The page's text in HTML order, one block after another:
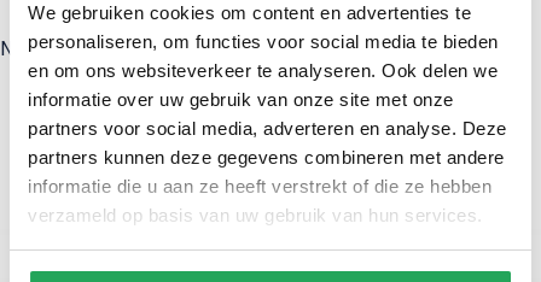
We gebruiken cookies om content en advertenties te
personaliseren, om functies voor social media te bieden
en om ons websiteverkeer te analyseren. Ook delen we
informatie over uw gebruik van onze site met onze
partners voor social media, adverteren en analyse. Deze
partners kunnen deze gegevens combineren met andere
informatie die u aan ze heeft verstrekt of die ze hebben
verzameld op basis van uw gebruik van hun services.
Neem contact op!